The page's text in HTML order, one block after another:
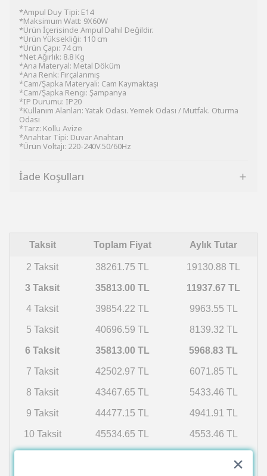
*Ampul Duy Tipi: E14
*Maksimum Watt: 9X60W
*Ürün İçerisinde Ampul Dahil Değildir.
*Ürün Yüksekliği: 110 cm
*Ürün Çapı: 74 cm
*Net Ağırlık: 8.8 Kg
*Ana Materyal: Metal Döküm
*Ana Renk: Fırçalanmış
*Cam/Şapka Materyali: Cam Kaymaktaşı
*Cam/Şapka Rengi: Şampanya
*IP Durumu: IP20
*Kullanım Alanları: Yatak Odası. Yemek Odası / Mutfak. Oturma
Odası
*Tarz: Kollu Avize
*Anahtar Tipi: Duvar Anahtarı
*Ürün Voltajı: 220-240V.50/60Hz
İade Koşulları
Taksit Toplam Fiyat Aylık Tutar
2 Taksit 38261.75 TL 19130.88 TL
3 Taksit 35813.00 TL 11937.67 TL
4 Taksit 39854.22 TL 9963.55 TL
5 Taksit 40696.59 TL 8139.32 TL
6 Taksit 35813.00 TL 5968.83 TL
7 Taksit 42502.97 TL 6071.85 TL
8 Taksit 43467.65 TL 5433.46 TL
9 Taksit 44477.15 TL 4941.91 TL
10 Taksit 45534.65 TL 4553.46 TL